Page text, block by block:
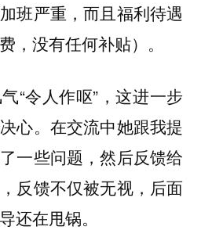
班严重，而且福利待遇
，没有任何补贴）。
“令人作呕”，这进一步
心。在交流中她跟我提
一些问题，然后反馈给
反馈不仅被无视，后面
还在甩锅。